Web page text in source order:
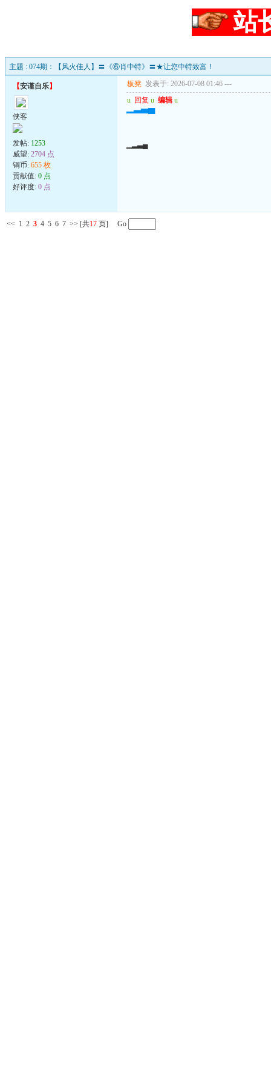
站
主题 : 074期：【风火佳人】〓《⑥肖中特》〓★让您中特致富！
【安谨自乐】
侠客
发帖: 1253
威望: 2704 点
铜币: 655 枚
贡献值: 0 点
好评度: 0 点
板凳 发表于: 2026-07-08 01:46 ---
u 回复 u 编辑 u
▁▂▃▄
▁▂▃▄
<< 1 2 3 4 5 6 7 >> [共17 页] Go